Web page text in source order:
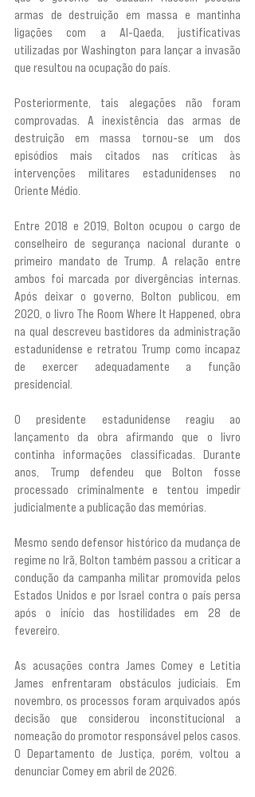
armas de destruição em massa e mantinha
ligações com a Al-Qaeda, justificativas
utilizadas por Washington para lançar a invasão
que resultou na ocupação do país.
Posteriormente, tais alegações não foram
comprovadas. A inexistência das armas de
destruição em massa tornou-se um dos
episódios mais citados nas críticas às
intervenções militares estadunidenses no
Oriente Médio.
Entre 2018 e 2019, Bolton ocupou o cargo de
conselheiro de segurança nacional durante o
primeiro mandato de Trump. A relação entre
ambos foi marcada por divergências internas.
Após deixar o governo, Bolton publicou, em
2020, o livro The Room Where It Happened, obra
na qual descreveu bastidores da administração
estadunidense e retratou Trump como incapaz
de exercer adequadamente a função
presidencial.
O presidente estadunidense reagiu ao
lançamento da obra afirmando que o livro
continha informações classificadas. Durante
anos, Trump defendeu que Bolton fosse
processado criminalmente e tentou impedir
judicialmente a publicação das memórias.
Mesmo sendo defensor histórico da mudança de
regime no Irã, Bolton também passou a criticar a
condução da campanha militar promovida pelos
Estados Unidos e por Israel contra o país persa
após o início das hostilidades em 28 de
fevereiro.
As acusações contra James Comey e Letitia
James enfrentaram obstáculos judiciais. Em
novembro, os processos foram arquivados após
decisão que considerou inconstitucional a
nomeação do promotor responsável pelos casos.
O Departamento de Justiça, porém, voltou a
denunciar Comey em abril de 2026.